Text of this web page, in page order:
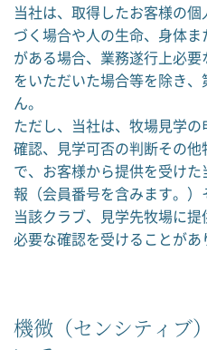
当社は、取得したお客様の
づく場合や人の生命、身体
がある場合、業務遂行上必
をいただいた場合等を除き
ん。
ただし、当社は、牧場見学
確認、見学可否の判断その
で、お客様から提供を受け
報（会員番号を含みます。）
当該クラブ、見学先牧場に
必要な確認を受けることがあ
機微（センシティブ